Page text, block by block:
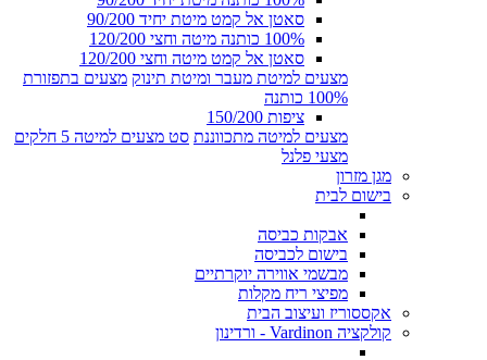
סאטן אל קמט מיטת יחיד 90/200
100% כותנה מיטה וחצי 120/200
סאטן אל קמט מיטה וחצי 120/200
מצעים למיטת מעבר ומיטת תינוק מצעים בתפזורת
100% כותנה
ציפות 150/200
מצעים למיטה מתכווננת סט מצעים למיטה 5 חלקים
מצעי פלנל
מגן מזרון
בישום לבית
אבקות כביסה
בישום לכביסה
מבשמי אווירה יוקרתיים
מפיצי ריח מקלות
אקססוריז ועיצוב הבית
קולקציה Vardinon - ורדינון